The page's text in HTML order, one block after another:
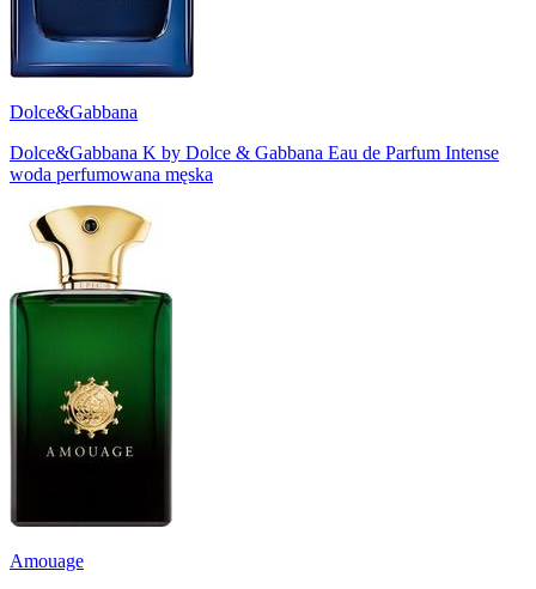
Dolce&Gabbana
Dolce&Gabbana K by Dolce & Gabbana Eau de Parfum Intense
woda perfumowana męska
Amouage